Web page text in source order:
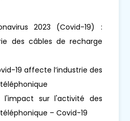
2023 (Covid-19) :
des câbles de recharge
19 affecte l’industrie des
l'impact sur l'activité des
– Covid-19